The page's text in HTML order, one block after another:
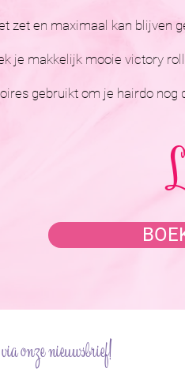
zet en maximaal kan blijven
je makkelijk mooie victory
gebruikt om je hairdo nog
onze nieuwsbrief!